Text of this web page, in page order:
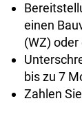
einen
(WZ)
bis zu 7
Zahlen